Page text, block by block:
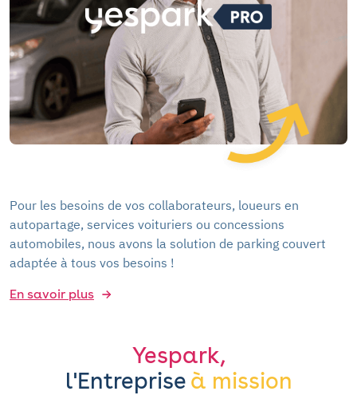
Pour les besoins de vos collaborateurs, loueurs en
autopartage, services voituriers ou concessions
automobiles, nous avons la solution de parking couvert
adaptée à tous vos besoins !
En savoir plus
Yespark,
l'Entreprise à mission